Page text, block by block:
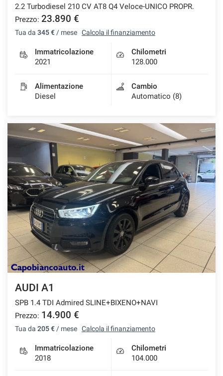
2.2 Turbodiesel 210 CV AT8 Q4 Veloce-UNICO PROPR.
Prezzo: 23.890 €
Tua da 345 € / mese Calcola il finanziamento
Immatricolazione
2021
Chilometri
128.000
Alimentazione
Diesel
Cambio
Automatico (8)
AUDI A1
SPB 1.4 TDI Admired SLINE+BIXENO+NAVI
Prezzo: 14.900 €
Tua da 205 € / mese Calcola il finanziamento
Immatricolazione
2018
Chilometri
104.000
Salva
le
impostazioni